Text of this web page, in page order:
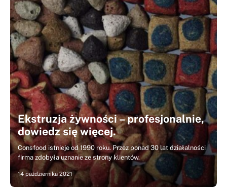
Ekstruzja żywności – profesjonalnie,
dowiedz się więcej.
Consfood istnieje od 1990 roku. Przez ponad 30 lat działalności
firma zdobyła uznanie ze strony klientów.
14 października 2021